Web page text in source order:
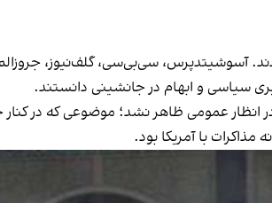
آسوشیتدپرس، سی‌بی‌سی، گلف‌نیوز،
سیاسی و ابهام در جانشینی دانستند.
در انظار عمومی ظاهر نشد؛ موضوعی که در
با آمریکا بود.